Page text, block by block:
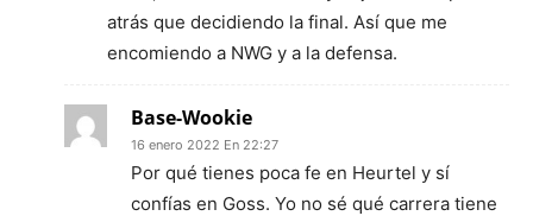
atrás que decidiendo la final. Así que me
encomiendo a NWG y a la defensa.
Base-Wookie
16 enero 2022 En 22:27
Por qué tienes poca fe en Heurtel y sí
confías en Goss. Yo no sé qué carrera tiene